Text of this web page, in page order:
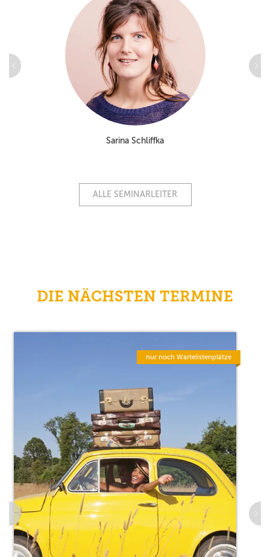
Sarina Schliffka
ALLE SEMINARLEITER
DIE NÄCHSTEN TERMINE
nur noch Wartelistenplätze